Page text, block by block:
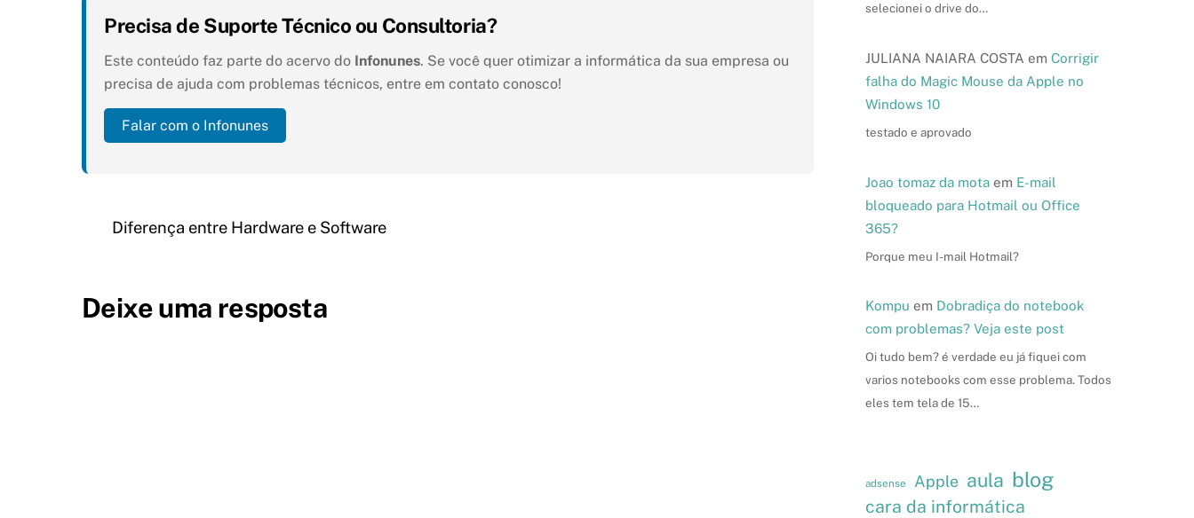
Precisa de Suporte Técnico ou Consultoria?
Este conteúdo faz parte do acervo do Infonunes. Se você quer otimizar a informática da sua empresa ou
precisa de ajuda com problemas técnicos, entre em contato conosco!
Falar com o Infonunes
Diferença entre Hardware e Software
Deixe uma resposta
selecionei o drive do…
JULIANA NAIARA COSTA em Corrigir
falha do Magic Mouse da Apple no
Windows 10
testado e aprovado
Joao tomaz da motaem E-mail
bloqueado para Hotmail ou Office
365?
Porque meu I-mail Hotmail?
Kompu em Dobradiça do notebook
com problemas? Veja este post
Oi tudo bem? é verdade eu já fiquei com
varios notebooks com esse problema. Todos
eles tem tela de 15…
adsense Apple aula blog
cara da informática